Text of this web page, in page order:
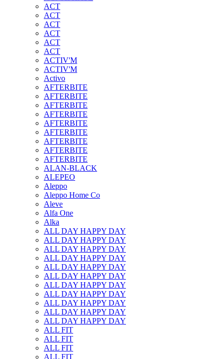
ACT
ACT
ACT
ACT
ACT
ACT
ACTIV'M
ACTIV'M
Activo
AFTERBITE
AFTERBITE
AFTERBITE
AFTERBITE
AFTERBITE
AFTERBITE
AFTERBITE
AFTERBITE
AFTERBITE
ALAN-BLACK
ALEPEO
Aleppo
Aleppo Home Co
Aleve
Alfa One
Alka
ALL DAY HAPPY DAY
ALL DAY HAPPY DAY
ALL DAY HAPPY DAY
ALL DAY HAPPY DAY
ALL DAY HAPPY DAY
ALL DAY HAPPY DAY
ALL DAY HAPPY DAY
ALL DAY HAPPY DAY
ALL DAY HAPPY DAY
ALL DAY HAPPY DAY
ALL DAY HAPPY DAY
ALL FIT
ALL FIT
ALL FIT
ALL FIT